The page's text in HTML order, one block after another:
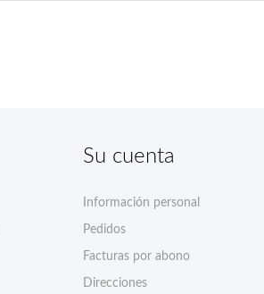
Su cuenta
Información personal
Pedidos
Facturas por abono
Direcciones